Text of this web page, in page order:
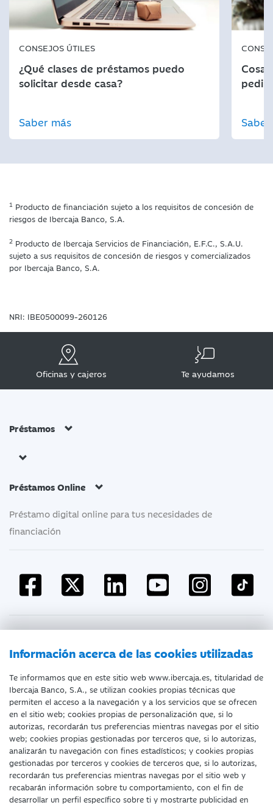
CONSEJOS ÚTILES
¿Qué clases de préstamos puedo
solicitar desde casa?
Saber más
pedir
1 Producto de financiación sujeto a los requisitos de concesión de
riesgos de Ibercaja Banco, S.A.
2 Producto de Ibercaja Servicios de Financiación, E.F.C., S.A.U.
sujeto a sus requisitos de concesión de riesgos y comercializados
por Ibercaja Banco, S.A.
NRI: IBE0500099-260126
Oficinas y cajeros Te ayudamos
Información acerca de las cookies utilizadas
Te informamos que en este sitio web www.ibercaja.es, titularidad de
Ibercaja Banco, S.A., se utilizan cookies propias técnicas que
permiten el acceso a la navegación y a los servicios que se ofrecen
en el sitio web; cookies propias de personalización que, si lo
autorizas, recordarán tus preferencias mientras navegas por el sitio
web; cookies propias gestionadas por terceros que, si lo autorizas,
analizarán tu navegación con fines estadísticos; y cookies propias
gestionadas por terceros y cookies de terceros que, si lo autorizas,
recordarán tus preferencias mientras navegas por el sitio web y
recabarán información sobre tu comportamiento, con el fin de
desarrollar un perfil específico sobre ti y mostrarte publicidad en
Préstamos
Préstamos Online
Préstamo digital online para tus necesidades de
financiación
Documentación a clientes Aviso Legal
Protección datos personales Tarifas y Cotizaciones
Tablón de Anuncios Política de cookies
Declaración de accesibilidad